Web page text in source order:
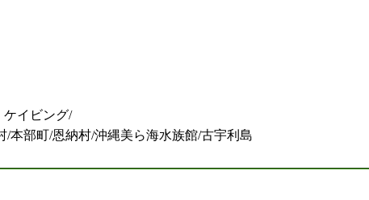
ケイビング/
/本部町/恩納村/沖縄美ら海水族館/古宇利島